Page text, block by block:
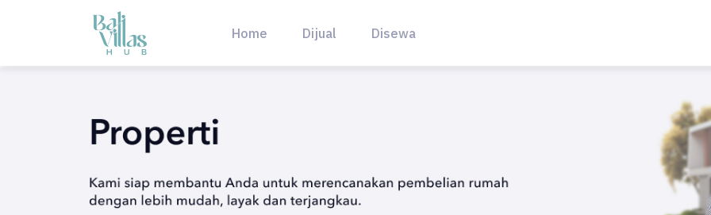
Home Dijual Disewa